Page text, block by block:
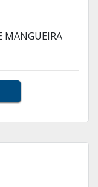
MANGUEIRA